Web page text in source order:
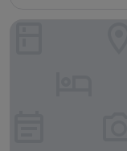
beoordelingen)
Azul Arena Hotel